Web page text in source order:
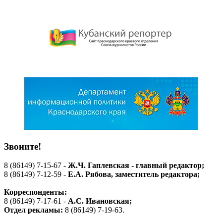
Звоните!
8 (86149) 7-15-67 - Ж.Ч. Гаплевская - главный редактор;
8 (86149) 7-12-59 - Е.А. Рябова, заместитель редактора;
Корреспонденты:
8 (86149) 7-17-61 - А.С. Ивановская;
Отдел рекламы: 8 (86149) 7-19-63.